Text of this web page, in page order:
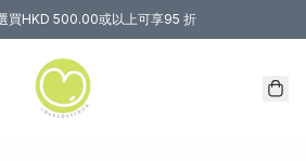
買HKD 500.00或以上可享95 折